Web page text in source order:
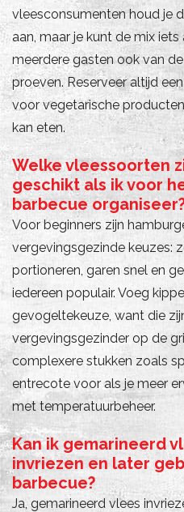
vleesconsumenten houd je
aan, maar je kunt de mix
meerdere gasten ook van
proeven. Reserveer altijd
voor vegetarische
kan eten.
Welke vleessoorten
geschikt als ik voor
barbecue
Voor beginners zijn
vergevingsgezinde keuzes:
portioneren, garen snel en
iedereen populair. Voeg
gevogeltekeuze, want die
vergevingsgezinder op de
complexere stukken zoals
entrecote voor als je meer
met temperatuurbeheer.
Kan ik gemarineerd
invriezen en later
barbecue?
Ja, gemarineerd vlees